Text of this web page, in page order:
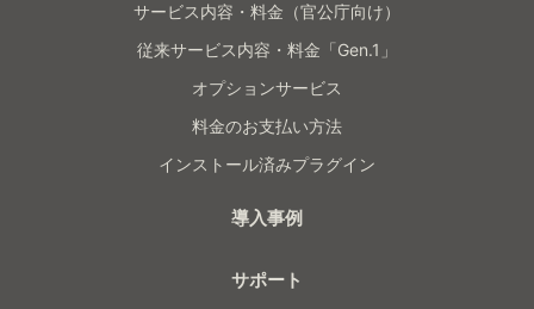
サービス内容・料金（官公庁向け）
従来サービス内容・料金「Gen.1」
オプションサービス
料金のお支払い方法
インストール済みプラグイン
導入事例
サポート